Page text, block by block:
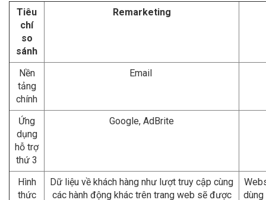
Tiêu
chí
so
sánh
Remarketing
Nền
tảng
chính
Email
Ứng
dụng
hỗ trợ
thứ 3
Google, AdBrite
Hình
thức
Dữ liệu về khách hàng như lượt truy cập cùng
các hành động khác trên trang web sẽ được
dùng